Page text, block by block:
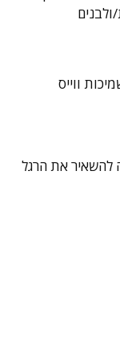
ולבנים
ווייס
להשאיר את הרגל